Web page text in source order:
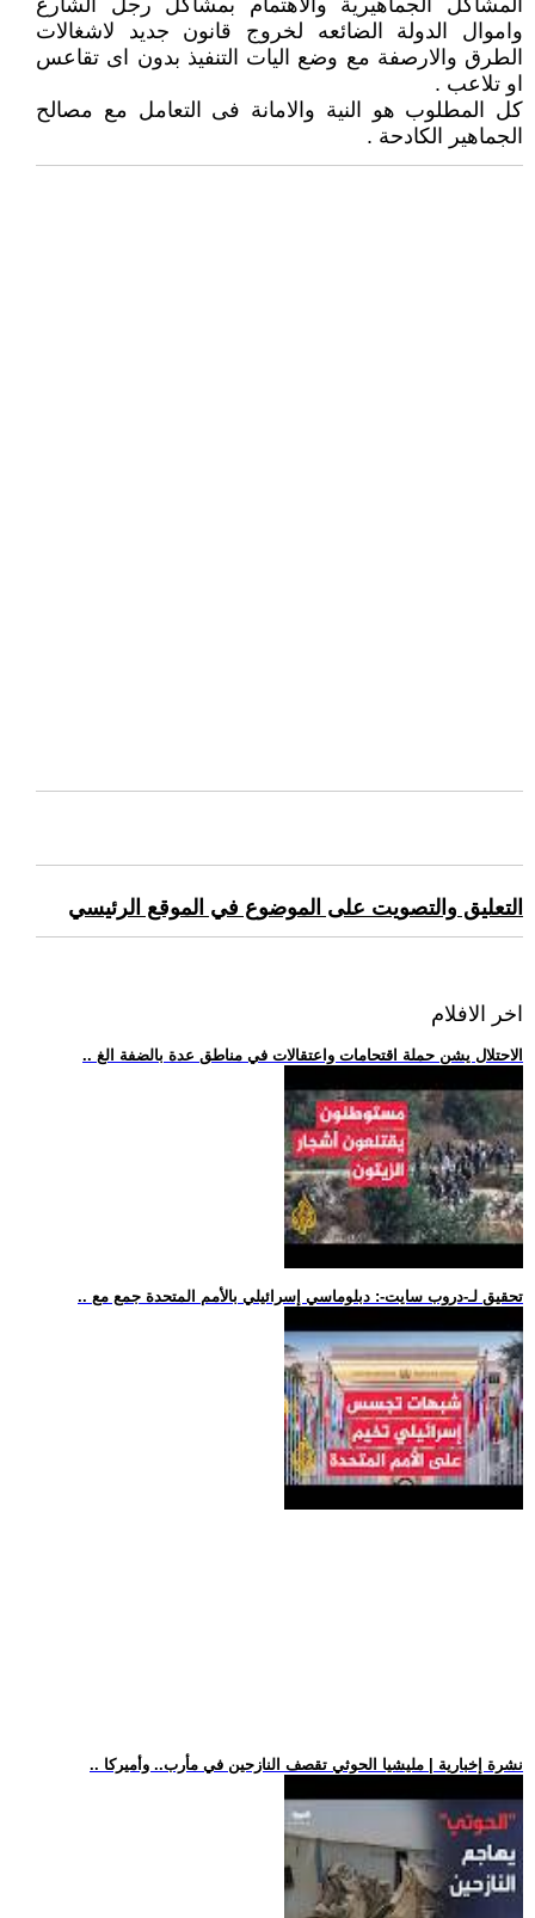
المشاكل الجماهيرية والاهتمام بمشاكل رجل الشارع
واموال الدولة الضائعه لخروج قانون جديد لاشغالات
الطرق والارصفة مع وضع اليات التنفيذ بدون اى تقاعس
او تلاعب .
كل المطلوب هو النية والامانة فى التعامل مع مصالح
الجماهير الكادحة .
التعليق والتصويت على الموضوع في الموقع الرئيسي
اخر الافلام
.. الاحتلال يشن حملة اقتحامات واعتقالات في مناطق عدة بالضفة الغ
.. تحقيق لـ-دروب سايت-: دبلوماسي إسرائيلي بالأمم المتحدة جمع مع
.. نشرة إخبارية | مليشيا الحوثي تقصف النازحين في مأرب.. وأميركا